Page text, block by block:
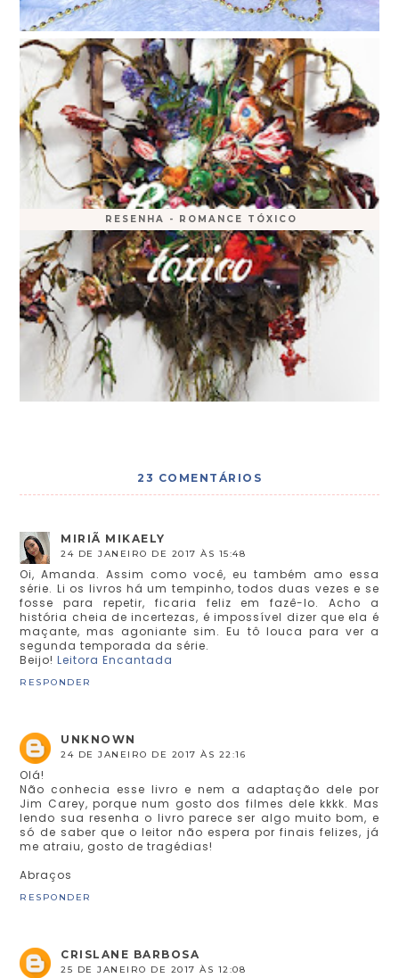
RESENHA - ROMANCE TÓXICO
23 COMENTÁRIOS
MIRIÃ MIKAELY
24 DE JANEIRO DE 2017 ÀS 15:48
Oi, Amanda. Assim como você, eu também amo essa
série. Li os livros há um tempinho, todos duas vezes e se
fosse para repetir, ficaria feliz em fazê-lo. Acho a
história cheia de incertezas, é impossível dizer que ela é
maçante, mas agoniante sim. Eu tô louca para ver a
segunda temporada da série.
Beijo!Leitora Encantada
RESPONDER
UNKNOWN
24 DE JANEIRO DE 2017 ÀS 22:16
Olá!
Não conhecia esse livro e nem a adaptação dele por
Jim Carey, porque num gosto dos filmes dele kkkk. Mas
lendo sua resenha o livro parece ser algo muito bom, e
só de saber que o leitor não espera por finais felizes, já
me atraiu, gosto de tragédias!
Abraços
RESPONDER
CRISLANE BARBOSA
25 DE JANEIRO DE 2017 ÀS 12:08